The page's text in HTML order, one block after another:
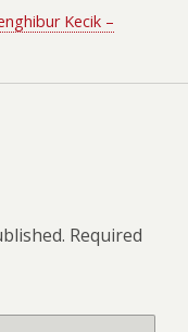
Kecik –
Required